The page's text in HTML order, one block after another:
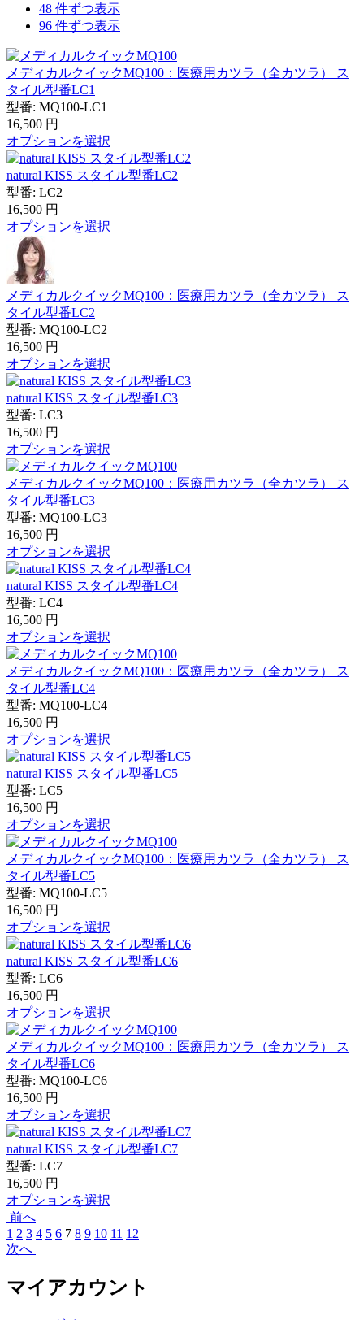
48 件ずつ表示
96 件ずつ表示
メディカルクイックMQ100：医療用カツラ（全カツラ） ス
タイル型番LC1
型番: MQ100-LC1
16,500 円
オプションを選択
natural KISS スタイル型番LC2
型番: LC2
16,500 円
オプションを選択
メディカルクイックMQ100：医療用カツラ（全カツラ） ス
タイル型番LC2
型番: MQ100-LC2
16,500 円
オプションを選択
natural KISS スタイル型番LC3
型番: LC3
16,500 円
オプションを選択
メディカルクイックMQ100：医療用カツラ（全カツラ） ス
タイル型番LC3
型番: MQ100-LC3
16,500 円
オプションを選択
natural KISS スタイル型番LC4
型番: LC4
16,500 円
オプションを選択
メディカルクイックMQ100：医療用カツラ（全カツラ） ス
タイル型番LC4
型番: MQ100-LC4
16,500 円
オプションを選択
natural KISS スタイル型番LC5
型番: LC5
16,500 円
オプションを選択
メディカルクイックMQ100：医療用カツラ（全カツラ） ス
タイル型番LC5
型番: MQ100-LC5
16,500 円
オプションを選択
natural KISS スタイル型番LC6
型番: LC6
16,500 円
オプションを選択
メディカルクイックMQ100：医療用カツラ（全カツラ） ス
タイル型番LC6
型番: MQ100-LC6
16,500 円
オプションを選択
natural KISS スタイル型番LC7
型番: LC7
16,500 円
オプションを選択
前へ
1 2 3 4 5 6 7 8 9 10 11 12
次へ
マイアカウント